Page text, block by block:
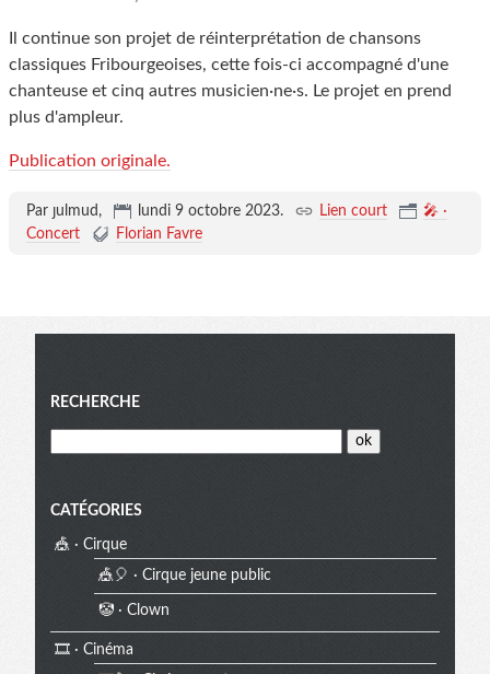
Il continue son projet de réinterprétation de chansons
classiques Fribourgeoises, cette fois-ci accompagné d'une
chanteuse et cinq autres musicien·ne·s. Le projet en prend
plus d'ampleur.
Publication originale.
Par ȷulmud, lundi 9 octobre 2023. Lien court
🎤 ·
Concert
Florian Favre
Menu
RECHERCHE
CATÉGORIES
🎪 · Cirque
🎪🎈 · Cirque jeune public
🤡 · Clown
🎞️ · Cinéma